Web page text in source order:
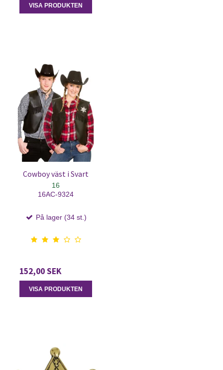
VISA PRODUKTEN
Cowboy väst i Svart
16
16AC-9324
På lager (34 st.)
152,00 SEK
VISA PRODUKTEN